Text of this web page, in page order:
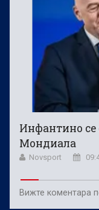
Инфантино се
Мондиала
Novsport
Вижте коментара